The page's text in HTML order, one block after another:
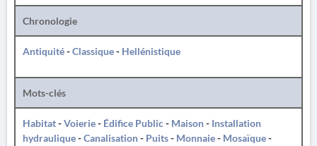
Chronologie
Antiquité-Classique- Hellénistique
Mots-clés
Habitat-Voierie- Édifice Public- Maison- Installation
hydraulique-Canalisation- Puits- Monnaie- Mosaïque-